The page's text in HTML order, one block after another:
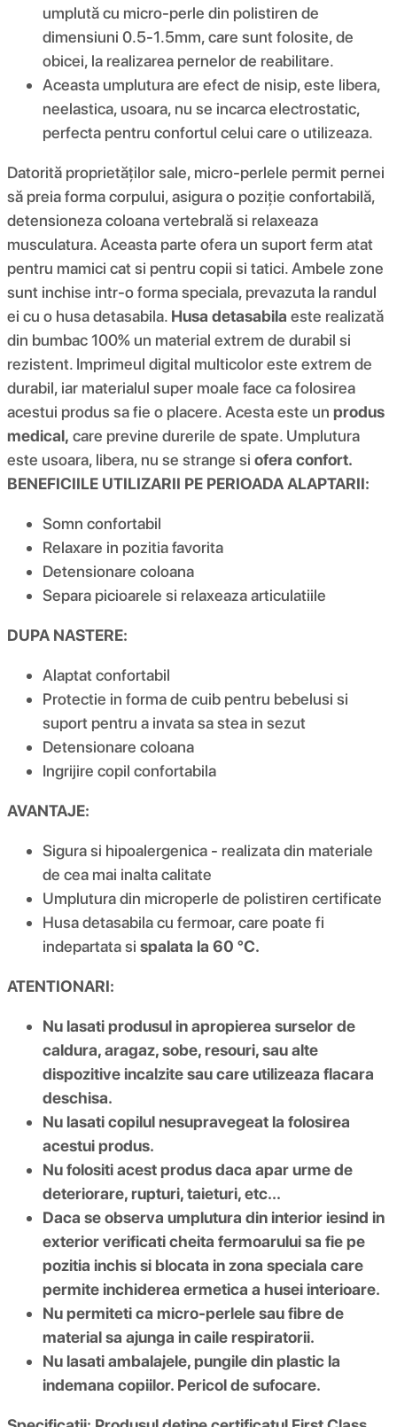
umplută cu micro-perle din polistiren de
dimensiuni 0.5-1.5mm, care sunt folosite, de
obicei, la realizarea pernelor de reabilitare.
Aceasta umplutura are efect de nisip, este libera,
neelastica, usoara, nu se incarca electrostatic,
perfecta pentru confortul celui care o utilizeaza.
Datorită proprietăților sale, micro-perlele permit pernei
să preia forma corpului, asigura o poziție confortabilă,
detensioneza coloana vertebrală si relaxeaza
musculatura. Aceasta parte ofera un suport ferm atat
pentru mamici cat si pentru copii si tatici. Ambele zone
sunt inchise intr-o forma speciala, prevazuta la randul
ei cu o husa detasabila. Husa detasabila este realizată
din bumbac 100% un material extrem de durabil si
rezistent. Imprimeul digital multicolor este extrem de
durabil, iar materialul super moale face ca folosirea
acestui produs sa fie o placere. Acesta este un produs
medical, care previne durerile de spate. Umplutura
este usoara, libera, nu se strange si ofera confort.
BENEFICIILE UTILIZARII PE PERIOADA ALAPTARII:
Somn confortabil
Relaxare in pozitia favorita
Detensionare coloana
Separa picioarele si relaxeaza articulatiile
DUPA NASTERE:
Alaptat confortabil
Protectie in forma de cuib pentru bebelusi si
suport pentru a invata sa stea in sezut
Detensionare coloana
Ingrijire copil confortabila
AVANTAJE:
Sigura si hipoalergenica - realizata din materiale
de cea mai inalta calitate
Umplutura din microperle de polistiren certificate
Husa detasabila cu fermoar, care poate fi
indepartata si spalata la 60 °C.
ATENTIONARI:
Nu lasati produsul in apropierea surselor de
caldura, aragaz, sobe, resouri, sau alte
dispozitive incalzite sau care utilizeaza flacara
deschisa.
Nu lasati copilul nesupravegeat la folosirea
acestui produs.
Nu folositi acest produs daca apar urme de
deteriorare, rupturi, taieturi, etc...
Daca se observa umplutura din interior iesind in
exterior verificati cheita fermoarului sa fie pe
pozitia inchis si blocata in zona speciala care
permite inchiderea ermetica a husei interioare.
Nu permiteti ca micro-perlele sau fibre de
material sa ajunga in caile respiratorii.
Nu lasati ambalajele, pungile din plastic la
indemana copiilor. Pericol de sufocare.